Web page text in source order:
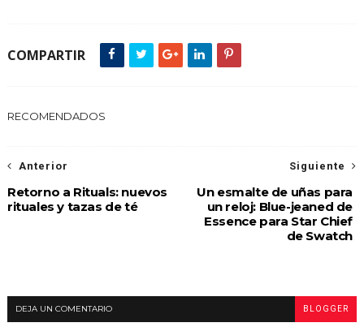
COMPARTIR
RECOMENDADOS
Siguiente
Un esmalte de uñas para
un reloj: Blue-jeaned de
Essence para Star Chief
de Swatch
Anterior
Retorno a Rituals: nuevos
rituales y tazas de té
DEJA UN COMENTARIO BLOGGER